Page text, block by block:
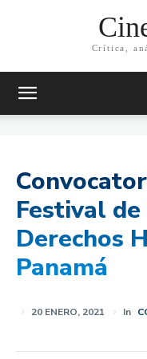
Crítica,
Festival de
Derechos
Panamá
20 ENERO, 2021 In